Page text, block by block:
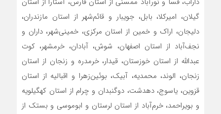
گیلان، امیرکلا، بابل، جویبار و قائم‌شهر از استان مازندران،
دلیجان، اراک و خمین از استان مرکزی، خمینی‌شهر، داران و
نجف‌آباد از استان اصفهان، شوش، آبادان، خرمشهر، کوت
عبدالله از استان خوزستان، قیدار، خرمدره و زنجان از استان
زنجان، الوند، محمدیه، آبیک، بوئین‌زهرا و اقبالیه از استان
قزوین، یاسوج، دهدشت، دوگنبدان و چرام از استان کهگیلویه
و بویراحمد، خرم‌آباد از استان لرستان و ابوموسی و بستک از